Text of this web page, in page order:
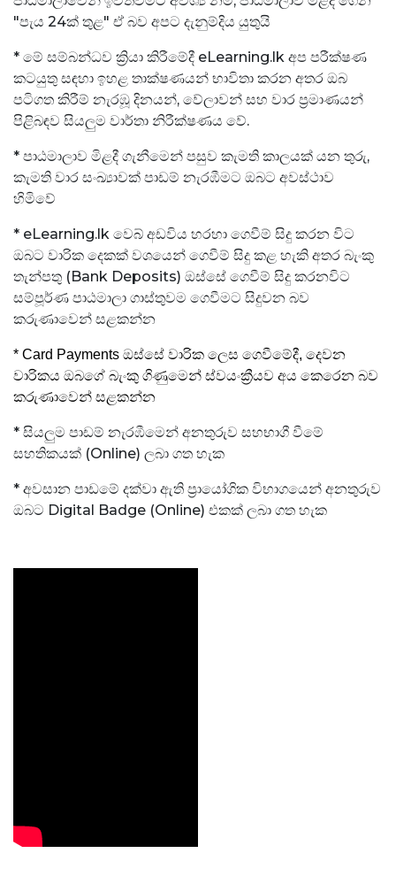
"පැය 24ක් තුළ" ඒ බව අපට දැනුම්දිය යුතුයි
* මේ සම්බන්ධව ක්‍රියා කිරීමේදී eLearning.lk අප පරීක්ෂණ
කටයුතු සඳහා ඉහළ තාක්ෂණයන් භාවිතා කරන අතර ඔබ
පටිගත කිරීම් නැරඹූ දිනයන්, වේලාවන් සහ වාර ප්‍රමාණයන්
පිළිබඳව සියලුම වාර්තා නිරීක්ෂණය වේ.
* පාඨමාලාව මිළදී ගැනීමෙන් පසුව කැමති කාලයක් යන තුරු,
කැමති වාර සංඛ්‍යාවක් පාඩම් නැරඹීමට ඔබට අවස්ථාව
හිමිවේ
* eLearning.lk වෙබ් අඩවිය හරහා ගෙවීම් සිදු කරන විට
ඔබට වාරික දෙකක් වශයෙන් ගෙවීම් සිදු කළ හැකි අතර බැංකු
තැන්පතු (Bank Deposits) ඔස්සේ ගෙවීම් සිදු කරනවිට
සම්පූර්ණ පාඨමාලා ගාස්තුවම ගෙවීමට සිදුවන බව
කරුණාවෙන් සළකන්න
* Card Payments ඔස්සේ වාරික ලෙස ගෙවීමේදී, දෙවන
වාරිකය ඔබගේ බැංකු ගිණුමෙන් ස්වයංක්‍රීයව අය කෙරෙන බව
කරුණාවෙන් සළකන්න
* සියලුම පාඩම් නැරඹීමෙන් අනතුරුව සහභාගී වීමේ
සහතිකයක් (Online) ලබා ගත හැක
* අවසාන පාඩමේ දක්වා ඇති ප්‍රායෝගික විභාගයෙන් අනතුරුව
ඔබට Digital Badge (Online) එකක් ලබා ගත හැක